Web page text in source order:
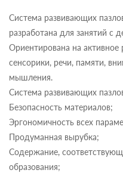
Система развивающих
разработана для занятий с
Ориентирована на
сенсорики, речи, памяти,
мышления.
Система развивающих
Безопасность материалов;
Эргономичность всех
Продуманная вырубка;
Содержание,
образования;